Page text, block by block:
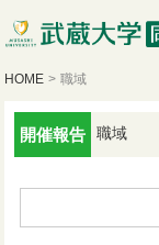
HOME > 職域
開催報告 職域